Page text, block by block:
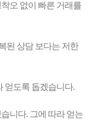
오 없이 빠른 거래를
된 상담 보다는 저한
얻도록 돕겠습니다.
니다. 그에 따라 얻는